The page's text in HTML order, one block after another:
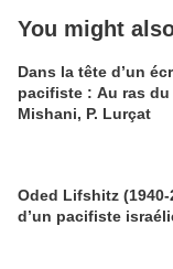
You might
Dans la tête d’un
pacifiste : Au ras
Mishani, P. Lurçat
Oded Lifshitz
d’un pacifiste